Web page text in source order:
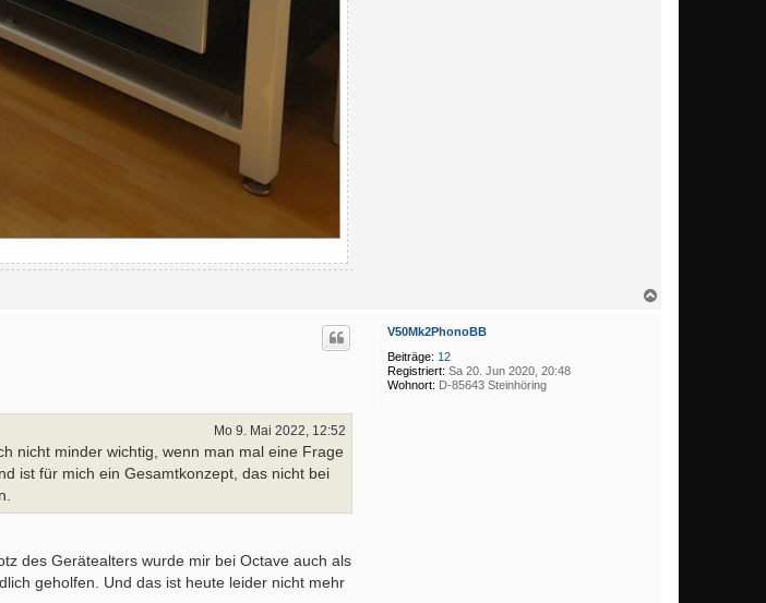
V50Mk2PhonoBB
Beiträge: 12
Registriert: Sa 20. Jun 2020, 20:48
Wohnort: D-85643 Steinhöring
Mo 9. Mai 2022, 12:52
nicht minder wichtig, wenn man mal eine Frage
ist für mich ein Gesamtkonzept, das nicht bei
des Gerätealters wurde mir bei Octave auch als
geholfen. Und das ist heute leider nicht mehr